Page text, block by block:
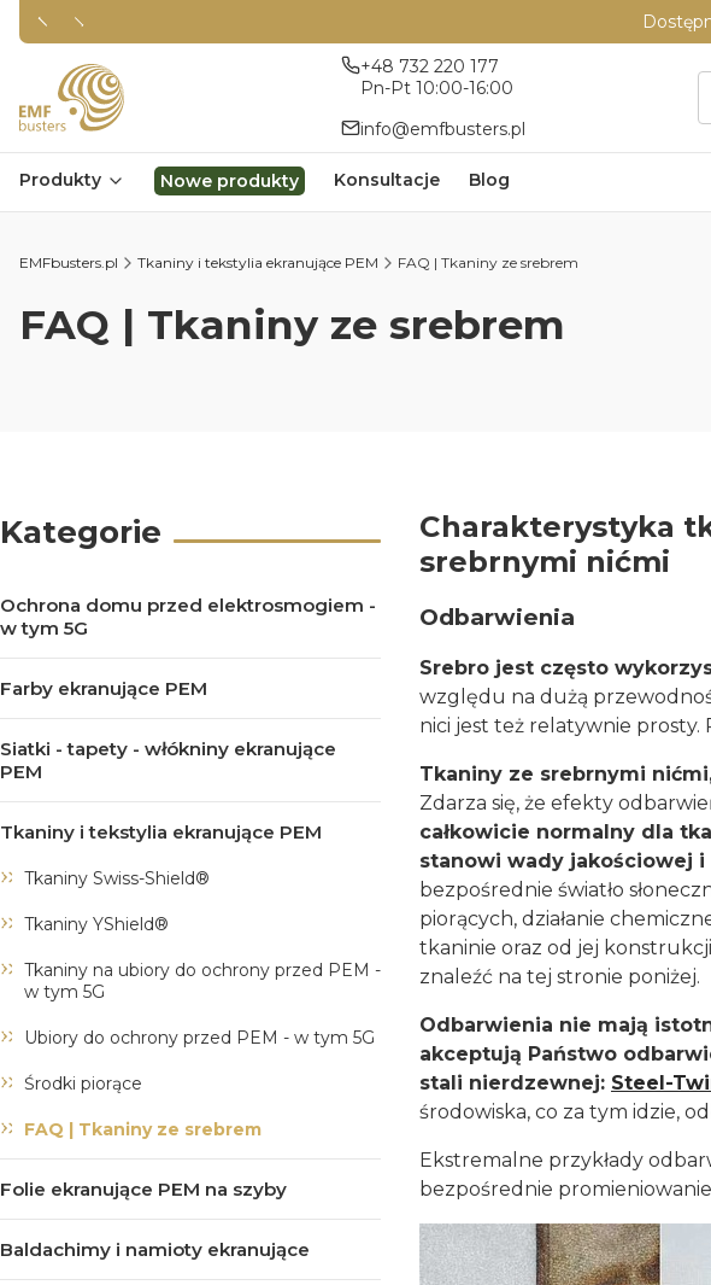
+48 732 220 177
Pn-Pt 10:00-16:00
info@emfbusters.pl
Produkty Nowe produkty Konsultacje Blog
EMFbusters.pl Tkaniny i tekstylia ekranujące PEM FAQ | Tkaniny ze srebrem
FAQ | Tkaniny ze srebrem
Kategorie
Ochrona domu przed elektrosmogiem -
w tym 5G
Farby ekranujące PEM
Siatki - tapety - włókniny ekranujące
PEM
Tkaniny i tekstylia ekranujące PEM
Tkaniny Swiss-Shield®
Tkaniny YShield®
Tkaniny na ubiory do ochrony przed PEM -
w tym 5G
Ubiory do ochrony przed PEM - w tym 5G
Środki piorące
FAQ | Tkaniny ze srebrem
Folie ekranujące PEM na szyby
Baldachimy i namioty ekranujące
Charakterystyka
srebrnymi nićmi
Odbarwienia
Srebro jest często
względu na dużą
nici jest też relatywnie prosty.
Tkaniny ze srebrnymi
Zdarza się, że efekty
całkowicie normalny dla
stanowi wady jakościowej
bezpośrednie światło
piorących, działanie
tkaninie oraz od jej
znaleźć na tej stronie poniżej.
Odbarwienia nie mają
akceptują Państwo
stali nierdzewnej: Steel-
środowiska, co za tym idzie,
Ekstremalne przykłady
bezpośrednie